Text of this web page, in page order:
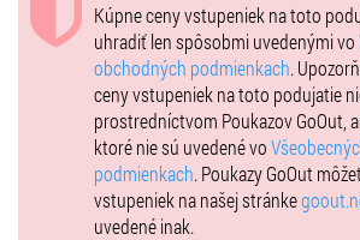
Kúpne ceny vstupeniek na toto
uhradiť len spôsobmi uvedenými vo
obchodných podmienkach.
ceny vstupeniek na toto podujatie
prostredníctvom Poukazov GoOut,
ktoré nie sú uvedené vo
podmienkach. Poukazy GoOut
vstupeniek na našej stránke
uvedené inak.